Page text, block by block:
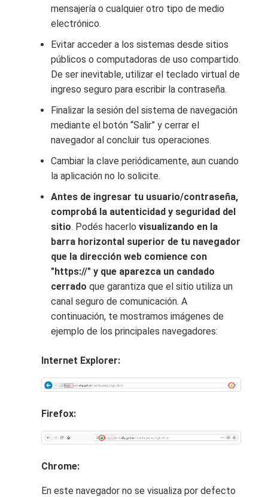
mensajería o cualquier otro tipo de medio
electrónico.
Evitar acceder a los sistemas desde sitios
públicos o computadoras de uso compartido.
De ser inevitable, utilizar el teclado virtual de
ingreso seguro para escribir la contraseña.
Finalizar la sesión del sistema de navegación
mediante el botón “Salir” y cerrar el
navegador al concluir tus operaciones.
Cambiar la clave periódicamente, aun cuando
la aplicación no lo solicite.
Antes de ingresar tu usuario/contraseña,
comprobá la autenticidad y seguridad del
sitio. Podés hacerlo visualizando en la
barra horizontal superior de tu navegador
que la dirección web comience con
"https://" y que aparezca un candado
cerrado que garantiza que el sitio utiliza un
canal seguro de comunicación. A
continuación, te mostramos imágenes de
ejemplo de los principales navegadores:
Internet Explorer:
Firefox:
Chrome:
En este navegador no se visualiza por defecto